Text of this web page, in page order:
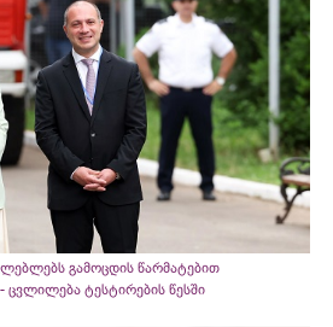
გამოცდის წარმატებით
ცვლილება ტესტირების წესში